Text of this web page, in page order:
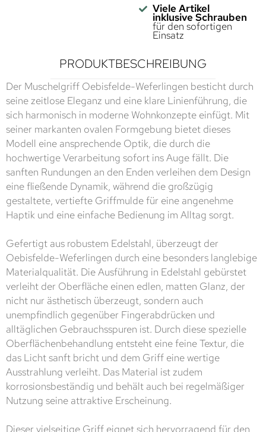
Viele Artikel
inklusive Schrauben
für den sofortigen
Einsatz
PRODUKTBESCHREIBUNG
Der Muschelgriff Oebisfelde-Weferlingen besticht durch
seine zeitlose Eleganz und eine klare Linienführung, die
sich harmonisch in moderne Wohnkonzepte einfügt. Mit
seiner markanten ovalen Formgebung bietet dieses
Modell eine ansprechende Optik, die durch die
hochwertige Verarbeitung sofort ins Auge fällt. Die
sanften Rundungen an den Enden verleihen dem Design
eine fließende Dynamik, während die großzügig
gestaltete, vertiefte Griffmulde für eine angenehme
Haptik und eine einfache Bedienung im Alltag sorgt.
Gefertigt aus robustem Edelstahl, überzeugt der
Oebisfelde-Weferlingen durch eine besonders langlebige
Materialqualität. Die Ausführung in Edelstahl gebürstet
verleiht der Oberfläche einen edlen, matten Glanz, der
nicht nur ästhetisch überzeugt, sondern auch
unempfindlich gegenüber Fingerabdrücken und
alltäglichen Gebrauchsspuren ist. Durch diese spezielle
Oberflächenbehandlung entsteht eine feine Textur, die
das Licht sanft bricht und dem Griff eine wertige
Ausstrahlung verleiht. Das Material ist zudem
korrosionsbeständig und behält auch bei regelmäßiger
Nutzung seine attraktive Erscheinung.
Dieser vielseitige Griff eignet sich hervorragend für den